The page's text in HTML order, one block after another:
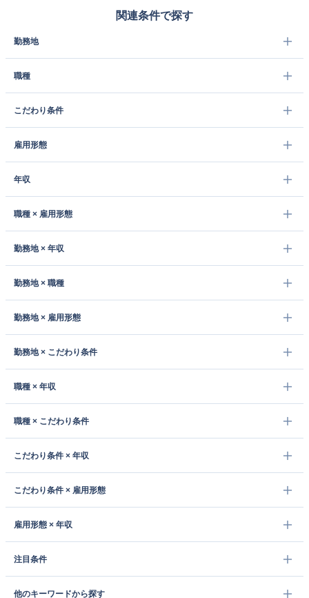
関連条件で探す
勤務地
職種
こだわり条件
雇用形態
年収
職種 × 雇用形態
勤務地 × 年収
勤務地 × 職種
勤務地 × 雇用形態
勤務地 × こだわり条件
職種 × 年収
職種 × こだわり条件
こだわり条件 × 年収
こだわり条件 × 雇用形態
雇用形態 × 年収
注目条件
他のキーワードから探す